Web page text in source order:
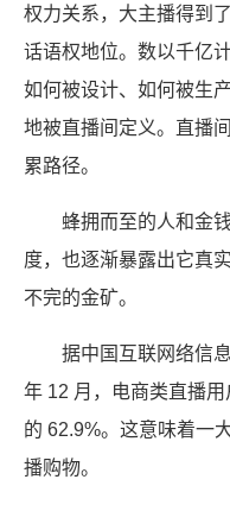
权力关系，大主播得到
话语权地位。数以千亿
如何被设计、如何被生
地被直播间定义。直播
累路径。
蜂拥而至的人和金
度，也逐渐暴露出它真
不完的金矿。
据中国互联网络信
年 12 月，电商类直播
的 62.9%。这意味着一
播购物。